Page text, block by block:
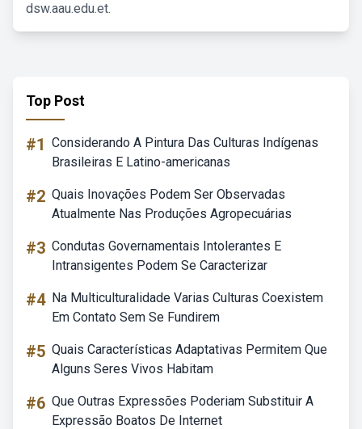
dsw.aau.edu.et.
Top Post
#1 Considerando A Pintura Das Culturas Indígenas
Brasileiras E Latino-americanas
#2 Quais Inovações Podem Ser Observadas
Atualmente Nas Produções Agropecuárias
#3 Condutas Governamentais Intolerantes E
Intransigentes Podem Se Caracterizar
#4 Na Multiculturalidade Varias Culturas Coexistem
Em Contato Sem Se Fundirem
#5 Quais Características Adaptativas Permitem Que
Alguns Seres Vivos Habitam
#6 Que Outras Expressões Poderiam Substituir A
Expressão Boatos De Internet